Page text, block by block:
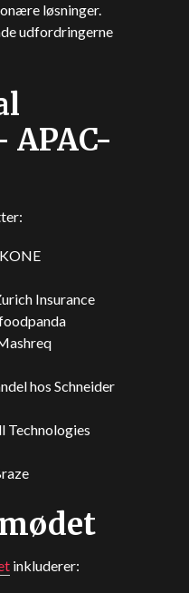
løsninger.
udfordringerne
Insurance
hos Schneider
Technologies
inkluderer: